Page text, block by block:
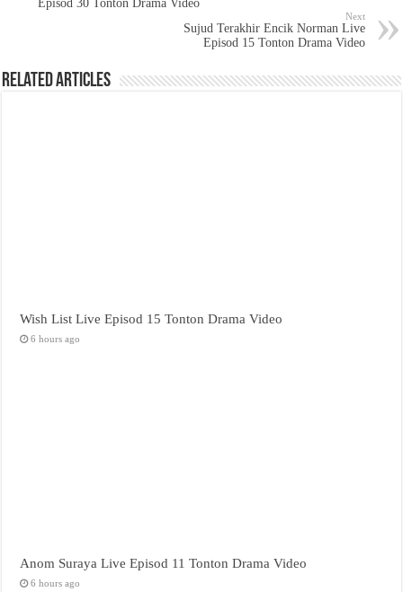
Episod 30 Tonton Drama Video
Next
Sujud Terakhir Encik Norman Live
Episod 15 Tonton Drama Video
Related Articles
Wish List Live Episod 15 Tonton Drama Video
6 hours ago
Anom Suraya Live Episod 11 Tonton Drama Video
6 hours ago